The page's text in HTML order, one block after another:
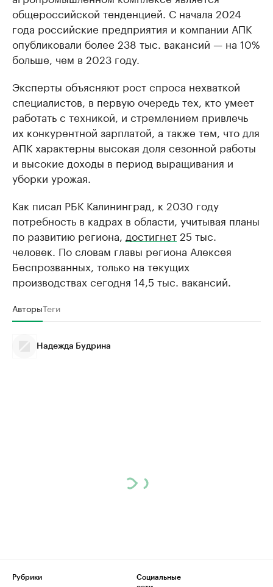
общероссийской тенденцией. С начала 2024
года российские предприятия и компании АПК
опубликовали более 238 тыс. вакансий — на 10%
больше, чем в 2023 году.
Эксперты объясняют рост спроса нехваткой
специалистов, в первую очередь тех, кто умеет
работать с техникой, и стремлением привлечь
их конкурентной зарплатой, а также тем, что для
АПК характерны высокая доля сезонной работы
и высокие доходы в период выращивания и
уборки урожая.
Как писал РБК Калининград, к 2030 году
потребность в кадрах в области, учитывая планы
по развитию региона, достигнет 25 тыс.
человек. По словам главы региона Алексея
Беспрозванных, только на текущих
производствах сегодня 14,5 тыс. вакансий.
АвторыТеги
Надежда Будрина
Рубрики
Социальные